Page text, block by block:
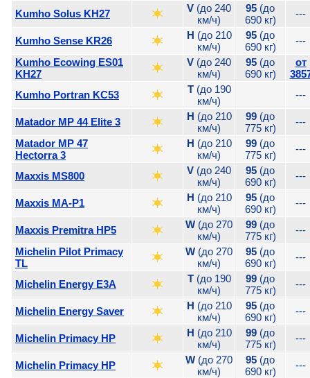
Kumho Solus KH27 V (до 240
км/ч)
95 (до
690 кг)
---
Kumho Sense KR26 H (до 210
км/ч)
95 (до
690 кг)
---
Kumho Ecowing ES01
KH27
V (до 240
км/ч)
95 (до
690 кг)
от
Kumho Portran KC53
T(до 190
км/ч)
---
Matador MP 44 Elite 3 H (до 210
км/ч)
99 (до
775 кг)
---
Matador MP 47
Hectorra 3
H (до 210
км/ч)
99 (до
775 кг)
---
Maxxis MS800 V (до 240
км/ч)
95 (до
690 кг)
---
Maxxis MA-P1 H (до 210
км/ч)
95 (до
690 кг)
---
Maxxis Premitra HP5 W (до 270
км/ч)
99 (до
775 кг)
---
Michelin Pilot Primacy
TL
W (до 270
км/ч)
95 (до
690 кг)
---
Michelin Energy E3A T(до 190
км/ч)
99 (до
775 кг)
---
Michelin Energy Saver H (до 210
км/ч)
95 (до
690 кг)
---
Michelin Primacy HP H (до 210
км/ч)
99 (до
775 кг)
---
Michelin Primacy HP W (до 270
км/ч)
95 (до
690 кг)
---